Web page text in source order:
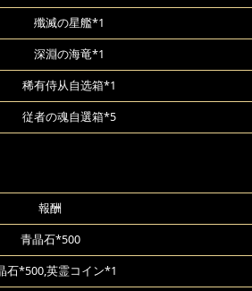
殲滅の星艦*1
深淵の海竜*1
稀有侍从自选箱*1
従者の魂自選箱*5
報酬
青晶石*500
石*500,英霊コイン*1